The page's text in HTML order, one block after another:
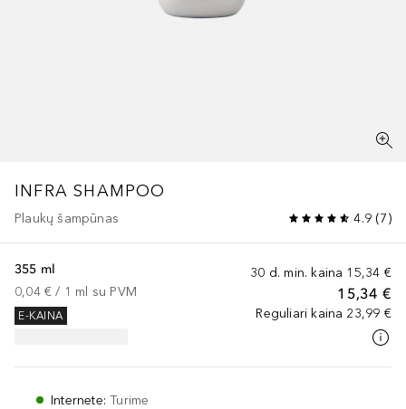
INFRA SHAMPOO
Plaukų šampūnas 4.9 (7)
30 d. min. kaina 15,34 €
15,34 €
Reguliari kaina 23,99 €
355 ml
0,04 € / 1 ml su PVM
E-KAINA
Internete:Turime